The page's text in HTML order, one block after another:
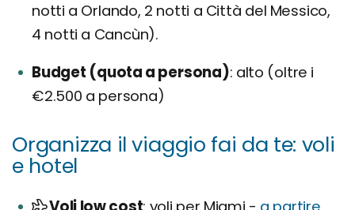
notti a Orlando, 2 notti a Città del Messico,
4 notti a Cancùn).
Budget (quota a persona) alto (oltre i
€2.500 a persona)
Organizza il viaggio fai da te: voli
e hotel